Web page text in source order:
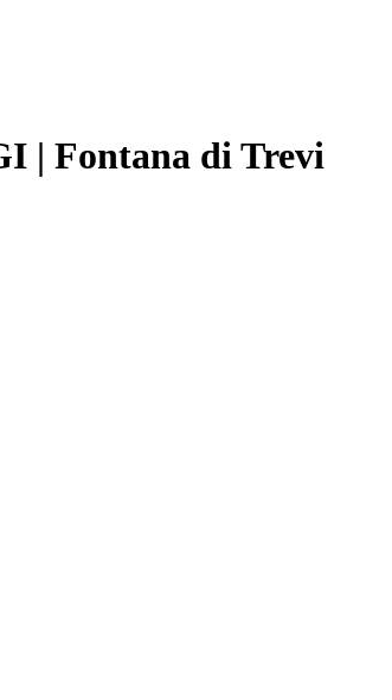
| Fontana di Trevi